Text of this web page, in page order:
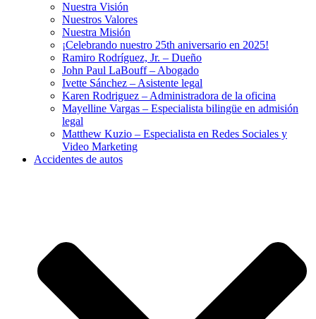
Nuestra Visión
Nuestros Valores
Nuestra Misión
¡Celebrando nuestro 25th aniversario en 2025!
Ramiro Rodríguez, Jr. – Dueño
John Paul LaBouff – Abogado
Ivette Sánchez – Asistente legal
Karen Rodriguez – Administradora de la oficina
Mayelline Vargas – Especialista bilingüe en admisión
legal
Matthew Kuzio – Especialista en Redes Sociales y
Video Marketing
Accidentes de autos